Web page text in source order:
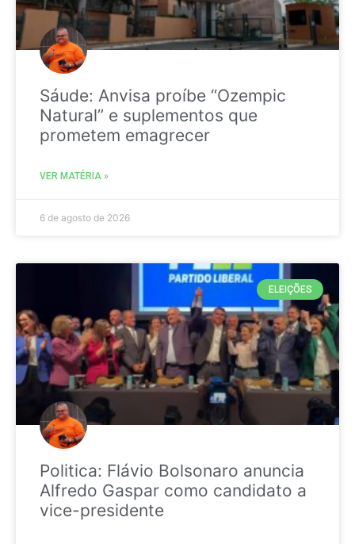
Sáude: Anvisa proíbe “Ozempic
Natural” e suplementos que
prometem emagrecer
VER MATÉRIA »
6 de agosto de 2026
ELEIÇÕES
Politica: Flávio Bolsonaro anuncia
Alfredo Gaspar como candidato a
vice-presidente